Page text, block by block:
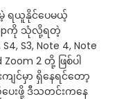
မဲ့ ရယူနိုင်ပေမယ့်
ကို သုံလို့ရတဲ့
S3, Note 4, Note
Zoom 2 တို့ ဖြစ်ပါ
င်မှာ ရှိနေရင်တော့
ေးဖို့ ဒီသတင်းကနေ